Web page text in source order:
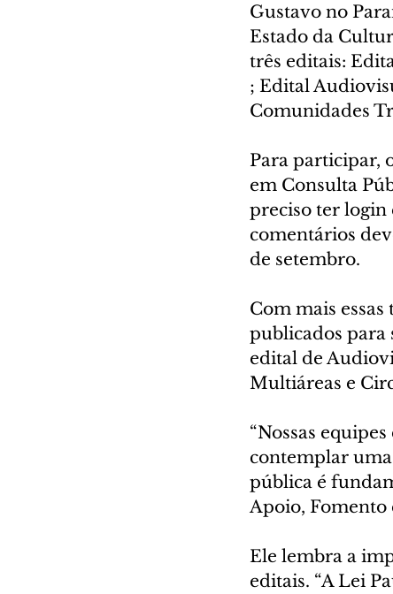
Gustavo no
Estado da
três editais:
; Edital
Comunidades
Para participar,
em Consulta
preciso ter login
comentários
de setembro.
Com mais
publicados para
edital de
Multiáreas e
“Nossas
contemplar
pública é
Apoio, Fomento
Ele lembra a
editais. “A Lei